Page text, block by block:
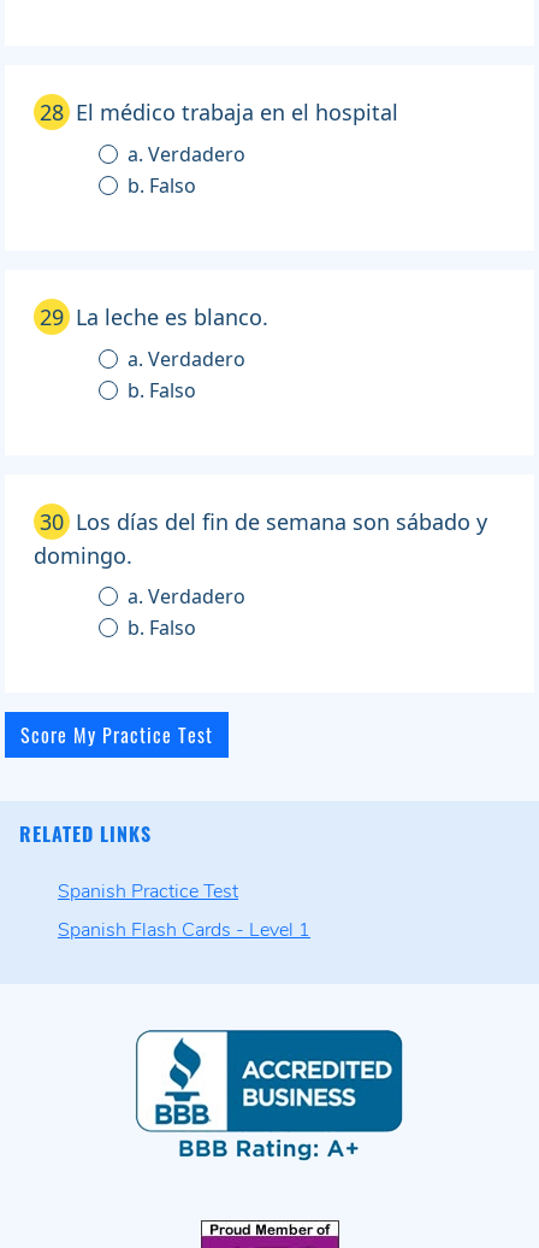
28 El médico trabaja en el hospital
a. Verdadero
b. Falso
29 La leche es blanco.
a. Verdadero
b. Falso
30 Los días del fin de semana son sábado y
domingo.
a. Verdadero
b. Falso
RELATED LINKS
Spanish Practice Test
Spanish Flash Cards - Level 1